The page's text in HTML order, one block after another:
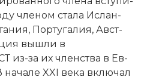
чле­ном ста­ла Ис­лан­
Пор­ту­га­лия, Ав­ст­
вы­шли в
из-за их член­ст­ва в Ев­
XXI века вклю­чал